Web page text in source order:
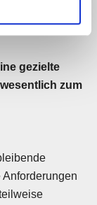
gezielte
zum